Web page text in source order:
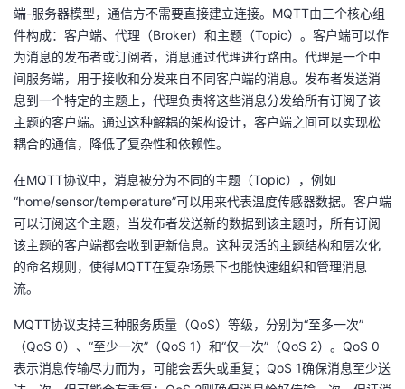
端-服务器模型，通信方不需要直接建立连接。MQTT由三个核心组
件构成：客户端、代理（Broker）和主题（Topic）。客户端可以作
为消息的发布者或订阅者，消息通过代理进行路由。代理是一个中
间服务端，用于接收和分发来自不同客户端的消息。发布者发送消
息到一个特定的主题上，代理负责将这些消息分发给所有订阅了该
主题的客户端。通过这种解耦的架构设计，客户端之间可以实现松
耦合的通信，降低了复杂性和依赖性。
在MQTT协议中，消息被分为不同的主题（Topic），例如
“home/sensor/temperature”可以用来代表温度传感器数据。客户端
可以订阅这个主题，当发布者发送新的数据到该主题时，所有订阅
该主题的客户端都会收到更新信息。这种灵活的主题结构和层次化
的命名规则，使得MQTT在复杂场景下也能快速组织和管理消息
流。
MQTT协议支持三种服务质量（QoS）等级，分别为“至多一次”
（QoS 0）、“至少一次”（QoS 1）和“仅一次”（QoS 2）。QoS 0
表示消息传输尽力而为，可能会丢失或重复；QoS 1确保消息至少送